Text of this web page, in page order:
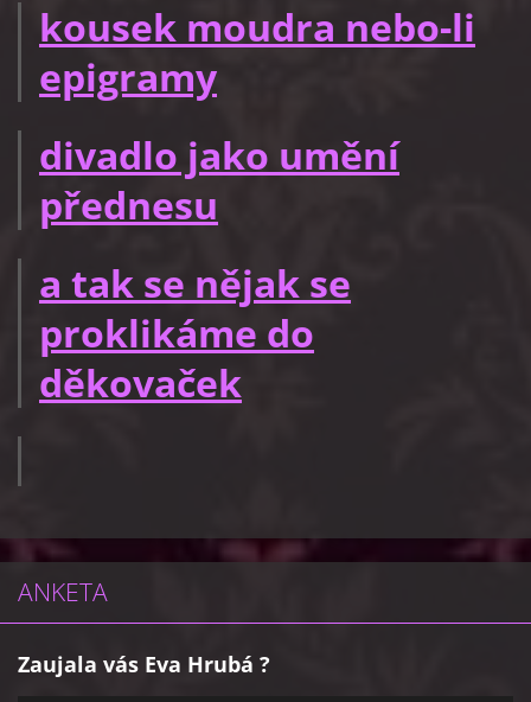
kousek moudra nebo-li
epigramy
divadlo jako umění
přednesu
a tak se nějak se
proklikáme do
děkovaček
ANKETA
Zaujala vás Eva Hrubá ?